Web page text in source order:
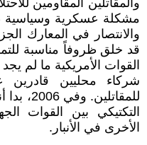
والمقاتلين المقاومين
مشكلة عسكرية وسياسية
والانتصار في المعارك
قد خلق ظروفاً مناسبة
القوات الأمريكية ما لم
شركاء محليين قادرين
التكتيكي بين القوات
الأخرى في الأنبار.